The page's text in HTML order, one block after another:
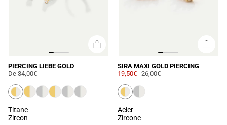
PIERCING LIEBE GOLD
De 34,00€
Titane
Zircon
SIRA MAXI GOLD PIERCING
19,50€ 26,00€
Acier
Zircone